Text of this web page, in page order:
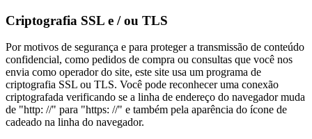
Criptografia SSL e / ou TLS
Por motivos de segurança e para proteger a transmissão de conteúdo
confidencial, como pedidos de compra ou consultas que você nos
envia como operador do site, este site usa um programa de
criptografia SSL ou TLS. Você pode reconhecer uma conexão
criptografada verificando se a linha de endereço do navegador muda
de "http: //" para "https: //" e também pela aparência do ícone de
cadeado na linha do navegador.